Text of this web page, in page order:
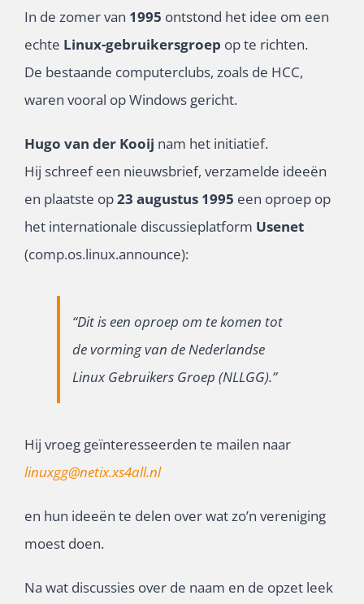
In de zomer van 1995 ontstond het idee om een
echte Linux-gebruikersgroep op te richten.
De bestaande computerclubs, zoals de HCC,
waren vooral op Windows gericht.
Hugo van der Kooij nam het initiatief.
Hij schreef een nieuwsbrief, verzamelde ideeën
en plaatste op23 augustus 1995 een oproep op
het internationale discussieplatform Usenet
(comp.os.linux.announce):
“Dit is een oproep om te komen tot
de vorming van de Nederlandse
Linux Gebruikers Groep (NLLGG).”
Hij vroeg geïnteresseerden te mailen naar
linuxgg@netix.xs4all.nl
en hun ideeën te delen over wat zo’n vereniging
moest doen.
Na wat discussies over de naam en de opzet leek